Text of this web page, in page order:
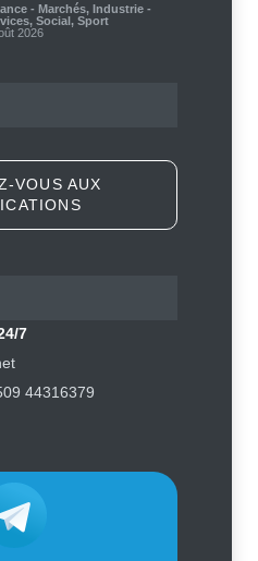
- Marchés, Industrie -
, Social, Sport
2026
la campagne de
par les États-Unis, le
d’échec politique, Youri
aujourd’hui en quête de
VOUS AUX
7
44316379